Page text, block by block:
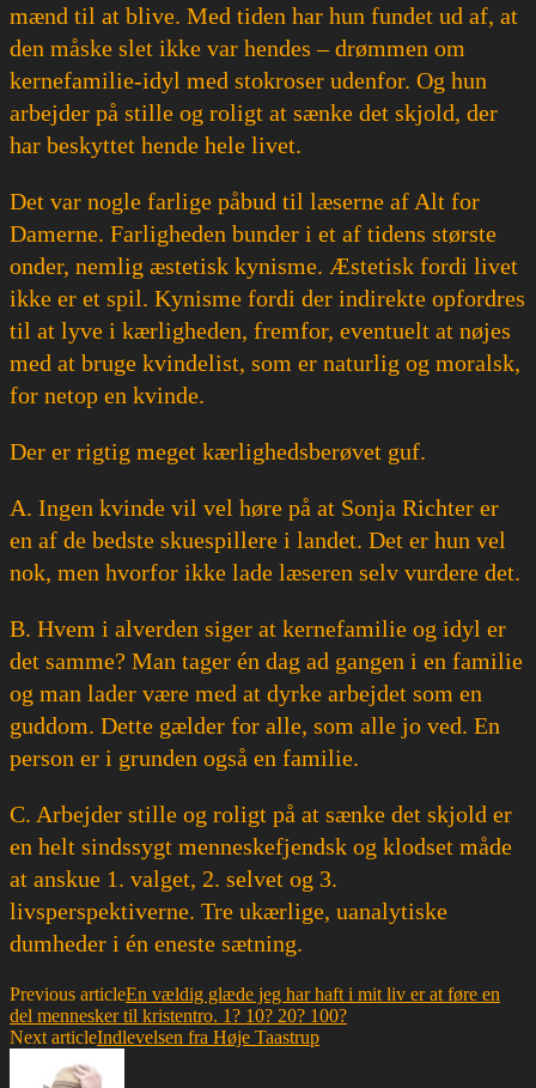
mænd til at blive. Med tiden har hun fundet ud af, at
den måske slet ikke var hendes – drømmen om
kernefamilie-idyl med stokroser udenfor. Og hun
arbejder på stille og roligt at sænke det skjold, der
har beskyttet hende hele livet.
Det var nogle farlige påbud til læserne af Alt for
Damerne. Farligheden bunder i et af tidens største
onder, nemlig æstetisk kynisme. Æstetisk fordi livet
ikke er et spil. Kynisme fordi der indirekte opfordres
til at lyve i kærligheden, fremfor, eventuelt at nøjes
med at bruge kvindelist, som er naturlig og moralsk,
for netop en kvinde.
Der er rigtig meget kærlighedsberøvet guf.
A. Ingen kvinde vil vel høre på at Sonja Richter er
en af de bedste skuespillere i landet. Det er hun vel
nok, men hvorfor ikke lade læseren selv vurdere det.
B. Hvem i alverden siger at kernefamilie og idyl er
det samme? Man tager én dag ad gangen i en familie
og man lader være med at dyrke arbejdet som en
guddom. Dette gælder for alle, som alle jo ved. En
person er i grunden også en familie.
C. Arbejder stille og roligt på at sænke det skjold er
en helt sindssygt menneskefjendsk og klodset måde
at anskue 1. valget, 2. selvet og 3.
livsperspektiverne. Tre ukærlige, uanalytiske
dumheder i én eneste sætning.
Previous articleEn vældig glæde jeg har haft i mit liv er at føre en
del mennesker til kristentro. 1? 10? 20? 100?
Next articleIndlevelsen fra Høje Taastrup